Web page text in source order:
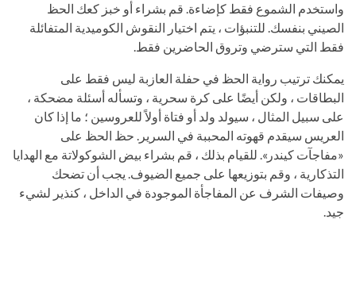
واستخدم الشموع فقط كإضاءة. قم بشراء أو خبز كعك الحظ
الصيني بنفسك. للتنبؤات ، يتم اختيار النقوش الكوميدية المتفائلة
فقط التي سترضي وتروق الحاضرين فقط.
يمكنك ترتيب رواية الحظ في حفلة العازبة ليس فقط على
البطاقات ، ولكن أيضًا على كرة سحرية ، وتسأله أسئلة مضحكة ،
على سبيل المثال ، سيولد ولد أو فتاة أولاً للعروسين ؛ ما إذا كان
العريس سيقدم قهوته المحببة في السرير. حظ الحظ على
«مفاجآت كيندر». للقيام بذلك ، قم بشراء بيض الشوكولاتة مع الهدايا
التذكارية ، وقم بتوزيعها على جميع الضيوف. يجب أن تضحك
وصيفات الشرف عن المفاجأة الموجودة في الداخل ، كنذير لشيء
جيد.